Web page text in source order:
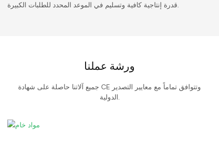
قدرة إنتاجية كافية وتسليم في الموعد المحدد للطلبات الكبيرة.
ورشة عملنا
جميع آلاتنا حاصلة على شهادة CE وتتوافق تماماً مع معايير التصدير